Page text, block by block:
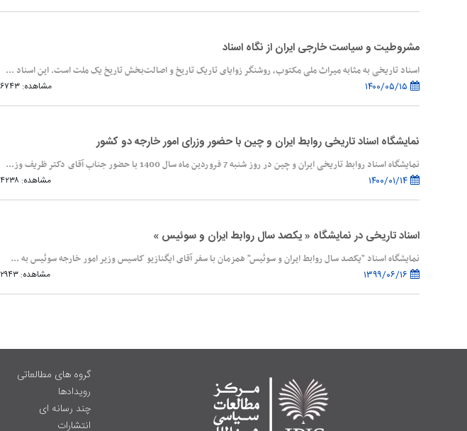
مشروطیت و سیاست خارجی ایران از نگاه اسناد
اسناد تاریخی به مثابه میراث ملی مکتوب، روشنگر زوایای تاریک تاریخ و اصالت‌بخش تاریخ یک ملت است. این اسناد ...
مشاهده: ۶۷۴۳
نمایشگاه اسناد تاریخی روابط ایران و چین با حضور وزرای امور خارجه دو کشور
نمایشگاه اسناد روابط تاریخی ایران و چین در روز شنبه 7 فروردین ماه سال 1400 با حضور جناب آقای دکتر ظریف وز...
مشاهده: ۴۲۳۸
اسناد تاریخی در نمایشگاه « یکصد سال روابط ایران و سوئیس »
نمایشگاه اسناد "یکصد سال روابط ایران و سوئیس" همزمان با سفر آقای ایگنازیو کاسیس وزیر امور خارجه سوئیس به ...
مشاهده: ۲۹۴۳
گروه های مطالعاتی
رویدادها
چند رسانه ای
انتشارات